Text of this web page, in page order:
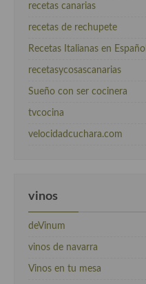
recetas canarias
recetas de rechupete
Recetas Italianas en Español
recetasycosascanarias
Sueño con ser cocinera
tvcocina
velocidadcuchara.com
vinos
deVinum
vinos de navarra
Vinos en tu mesa